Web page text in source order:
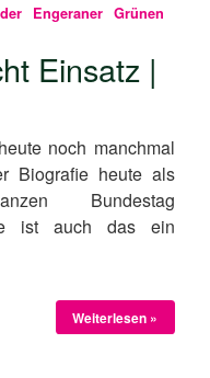
Engeraner Grünen
Einsatz |
noch manchmal
Biografie heute als
Bundestag
ist auch das ein
Weiterlesen »